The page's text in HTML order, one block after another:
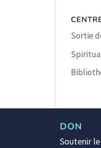
Sortie
DON
Soutenir